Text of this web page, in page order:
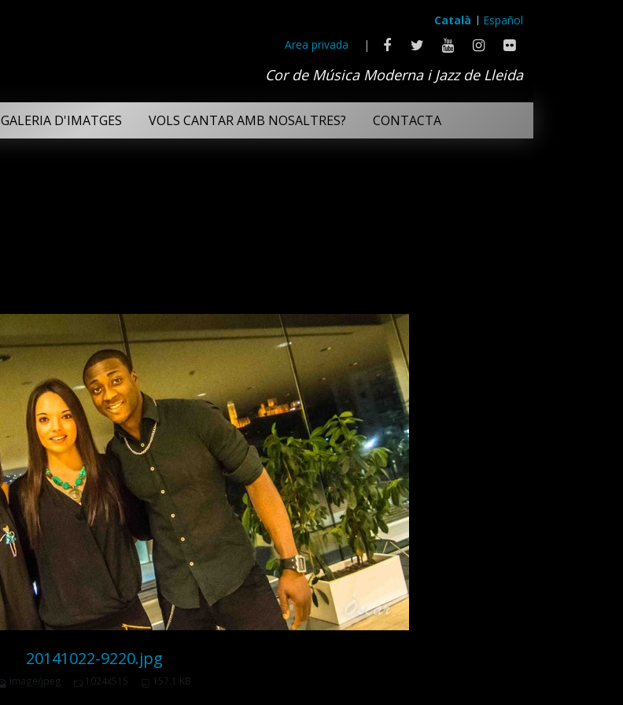
Català
Español
Area privada
|
Cor de Música Moderna i Jazz de Lleida
GALERIA D'IMATGES VOLS CANTAR AMB NOSALTRES? CONTACTA
20141022-9220.jpg
image/jpeg 1024x515 157.1 KB